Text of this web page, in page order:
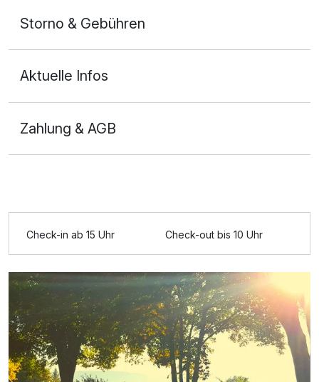
Ausstattung
Für 3 Tage p.P. ab126,00 €
Storno & Gebühren
Aktuelle Infos
Zahlung & AGB
Check-in ab 15 Uhr Check-out bis 10 Uhr